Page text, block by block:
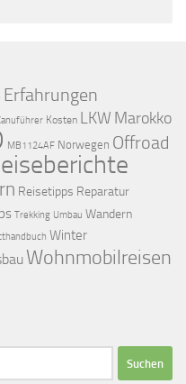
Erfahrungen
Kosten LKW Marokko
MB1124AF Norwegen Offroad
Reisetipps Reparatur
Trekking Umbau Wandern
Winter
Wohnmobilreisen